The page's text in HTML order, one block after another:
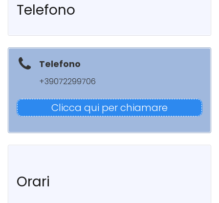
Telefono
Telefono
+39072299706
Clicca qui per chiamare
Orari